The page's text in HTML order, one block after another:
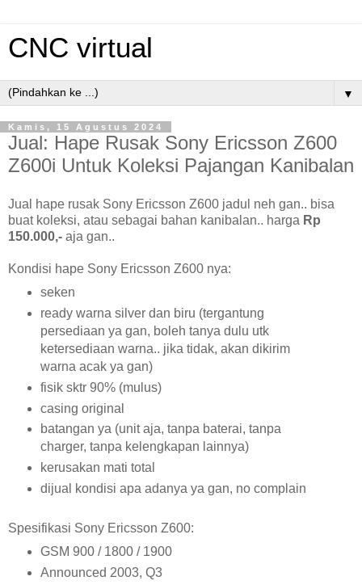
CNC virtual
▼
Kamis, 15 Agustus 2024
Jual: Hape Rusak Sony Ericsson Z600
Z600i Untuk Koleksi Pajangan Kanibalan
Jual hape rusak Sony Ericsson Z600 jadul neh gan.. bisa
buat koleksi, atau sebagai bahan kanibalan.. harga Rp
150.000,- aja gan..
Kondisi hape Sony Ericsson Z600 nya:
seken
ready warna silver dan biru (tergantung
persediaan ya gan, boleh tanya dulu utk
ketersediaan warna.. jika tidak, akan dikirim
warna acak ya gan)
fisik sktr 90% (mulus)
casing original
batangan ya (unit aja, tanpa baterai, tanpa
charger, tanpa kelengkapan lainnya)
kerusakan mati total
dijual kondisi apa adanya ya gan, no complain
Spesifikasi Sony Ericsson Z600:
GSM 900 / 1800 / 1900
Announced 2003, Q3